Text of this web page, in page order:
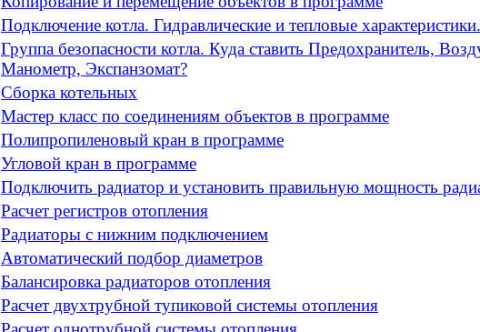
Подключение котла. Гидравлические и тепловые характеристики.
Группа безопасности котла. Куда ставить Предохранитель,
Манометр, Экспанзомат?
Сборка котельных
Мастер класс по соединениям объектов в программе
Полипропиленовый кран в программе
Угловой кран в программе
Подключить радиатор и установить правильную мощность
Расчет регистров отопления
Радиаторы с нижним подключением
Автоматический подбор диаметров
Балансировка радиаторов отопления
Расчет двухтрубной тупиковой системы отопления